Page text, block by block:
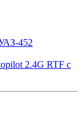
452
2.4G RTF с